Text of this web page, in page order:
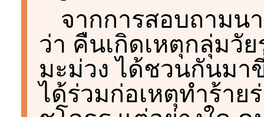
จากการสอบถามน
ว่า คืนเกิดเหตุกลุ่มวั
มะม่วง ได้ชวนกันมา
ได้ร่วมก่อเหตุทำร้าย